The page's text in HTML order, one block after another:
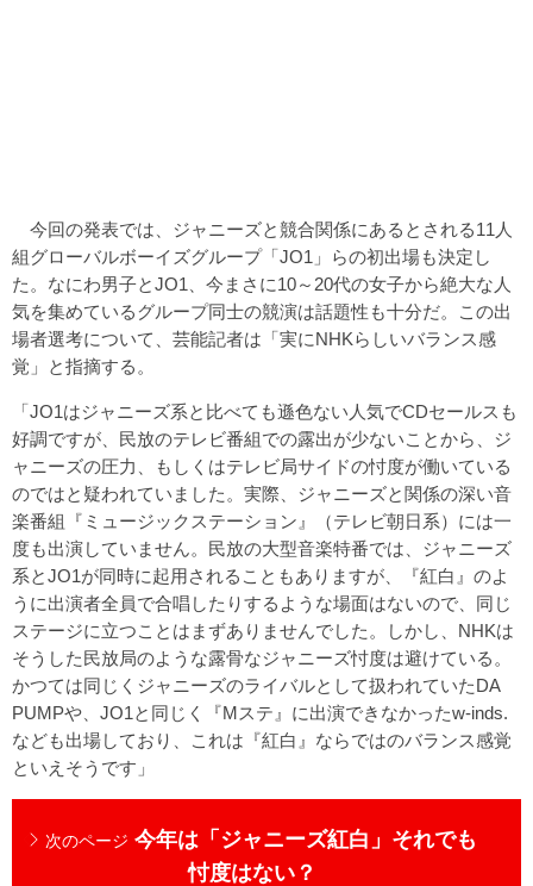
今回の発表では、ジャニーズと競合関係にあるとされる11人
組グローバルボーイズグループ「JO1」らの初出場も決定し
た。なにわ男子とJO1、今まさに10～20代の女子から絶大な人
気を集めているグループ同士の競演は話題性も十分だ。この出
場者選考について、芸能記者は「実にNHKらしいバランス感
覚」と指摘する。
「JO1はジャニーズ系と比べても遜色ない人気でCDセールスも
好調ですが、民放のテレビ番組での露出が少ないことから、ジ
ャニーズの圧力、もしくはテレビ局サイドの忖度が働いている
のではと疑われていました。実際、ジャニーズと関係の深い音
楽番組『ミュージックステーション』（テレビ朝日系）には一
度も出演していません。民放の大型音楽特番では、ジャニーズ
系とJO1が同時に起用されることもありますが、『紅白』のよ
うに出演者全員で合唱したりするような場面はないので、同じ
ステージに立つことはまずありませんでした。しかし、NHKは
そうした民放局のような露骨なジャニーズ忖度は避けている。
かつては同じくジャニーズのライバルとして扱われていたDA
PUMPや、JO1と同じく『Mステ』に出演できなかったw-inds.
なども出場しており、これは『紅白』ならではのバランス感覚
といえそうです」
次のページ 今年は「ジャニーズ紅白」それでも
忖度はない？